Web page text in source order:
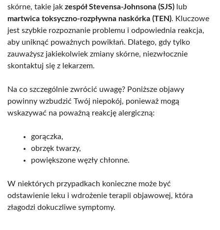
skórne, takie jak zespół Stevensa-Johnsona (SJS) lub
martwica toksyczno-rozpływna naskórka (TEN). Kluczowe
jest szybkie rozpoznanie problemu i odpowiednia reakcja,
aby uniknąć poważnych powikłań. Dlatego, gdy tylko
zauważysz jakiekolwiek zmiany skórne, niezwłocznie
skontaktuj się z lekarzem.
Na co szczególnie zwrócić uwagę? Poniższe objawy
powinny wzbudzić Twój niepokój, ponieważ mogą
wskazywać na poważną reakcję alergiczną:
gorączka,
obrzęk twarzy,
powiększone węzły chłonne.
W niektórych przypadkach konieczne może być
odstawienie leku i wdrożenie terapii objawowej, która
złagodzi dokuczliwe symptomy.